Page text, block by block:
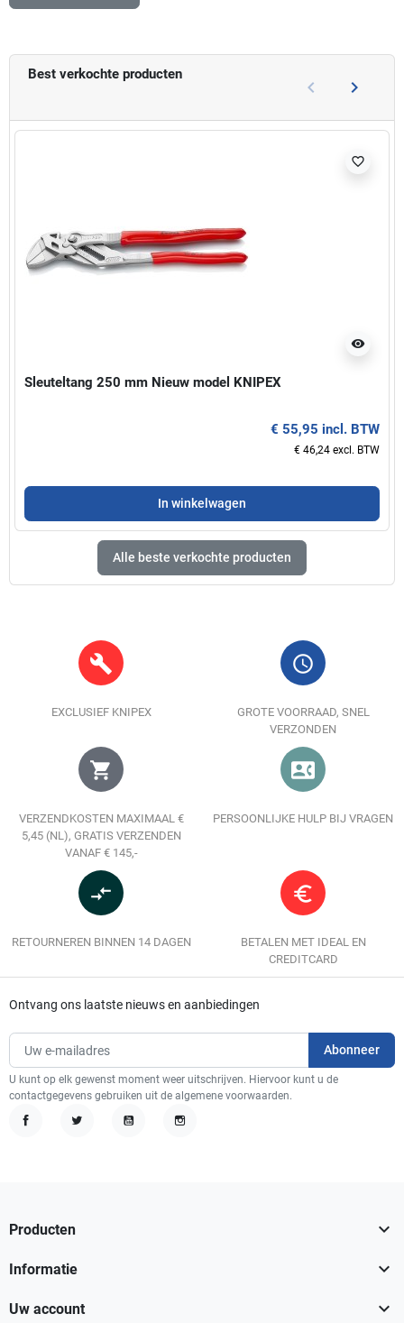
Best verkochte producten
Vorige
keyboard_arrow_left keyboard_arrow_right
visibility
favorite_border
Sleuteltang 250 mm Nieuw model KNIPEX
€ 55,95 incl. BTW
€ 46,24 excl. BTW
In winkelwagen
Alle beste verkochte producten
build
EXCLUSIEF KNIPEX
query_builder
GROTE VOORRAAD, SNEL
VERZONDEN
shopping_cart
VERZENDKOSTEN MAXIMAAL €
5,45 (NL), GRATIS VERZENDEN
VANAF € 145,-
contact_phone
PERSOONLIJKE HULP BIJ VRAGEN
compare_arrows
RETOURNEREN BINNEN 14 DAGEN
euro_symbol
BETALEN MET IDEAL EN
CREDITCARD
Ontvang ons laatste nieuws en aanbiedingen
U kunt op elk gewenst moment weer uitschrijven. Hiervoor kunt u de
contactgegevens gebruiken uit de algemene voorwaarden.
Producten 
Informatie 
Uw account 